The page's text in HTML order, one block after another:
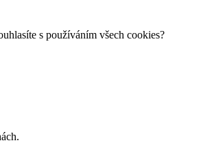
s používáním všech cookies?